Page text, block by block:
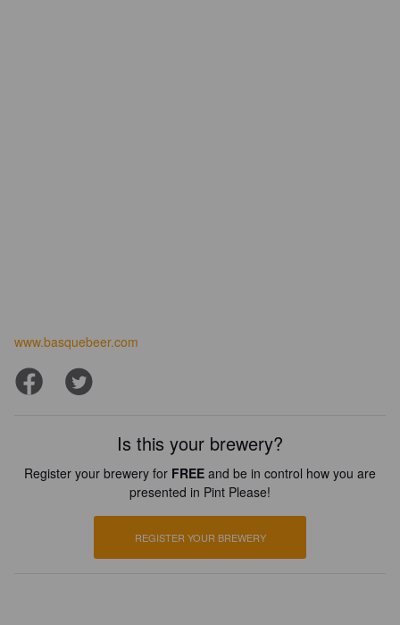
www.basquebeer.com
Is this your brewery?
Register your brewery for FREE and be in control how you are
presented in Pint Please!
REGISTER YOUR BREWERY